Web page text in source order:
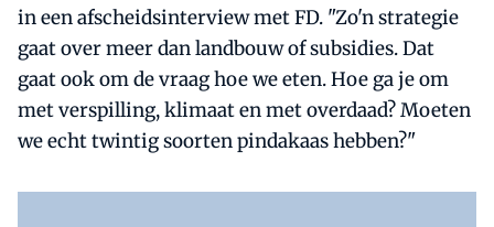
in een afscheidsinterview met FD. "Zo'n strategie
gaat over meer dan landbouw of subsidies. Dat
gaat ook om de vraag hoe we eten. Hoe ga je om
met verspilling, klimaat en met overdaad? Moeten
we echt twintig soorten pindakaas hebben?"